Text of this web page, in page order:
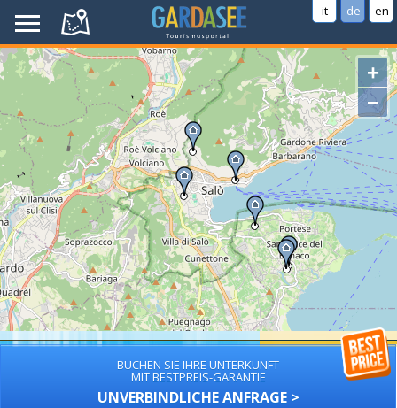
it de en
+
−
BUCHEN SIE IHRE UNTERKUNFT
MIT BESTPREIS-GARANTIE
UNVERBINDLICHE ANFRAGE >